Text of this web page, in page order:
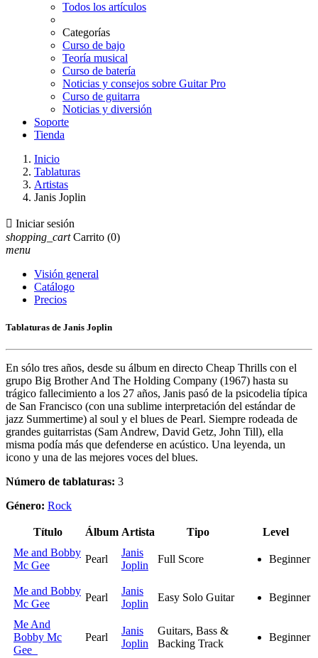
Todos los artículos
Categorías
Curso de bajo
Teoría musical
Curso de batería
Noticias y consejos sobre Guitar Pro
Curso de guitarra
Noticias y diversión
Soporte
Tienda
Inicio
Tablaturas
Artistas
Janis Joplin
 Iniciar sesión
shopping_cart Carrito (0)
menu
Visión general
Catálogo
Precios
Tablaturas de Janis Joplin
En sólo tres años, desde su álbum en directo Cheap Thrills con el
grupo Big Brother And The Holding Company (1967) hasta su
trágico fallecimiento a los 27 años, Janis pasó de la psicodelia típica
de San Francisco (con una sublime interpretación del estándar de
jazz Summertime) al soul y el blues de Pearl. Siempre rodeada de
grandes guitarristas (Sam Andrew, David Getz, John Till), ella
misma podía más que defenderse en acústico. Una leyenda, un
icono y una de las mejores voces del blues.
Número de tablaturas: 3
Género: Rock
Título Álbum Artista Tipo
Level
Me and Bobby
Mc Gee
Pearl
Janis
Joplin
Full Score Beginner
Me and Bobby
Mc Gee
Pearl
Janis
Joplin
Easy Solo Guitar Beginner
Me And
Bobby Mc
Gee
Pearl
Janis
Joplin
Guitars, Bass &
Backing Track
Beginner